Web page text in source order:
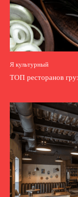
Я культурный
ТОП ресторанов